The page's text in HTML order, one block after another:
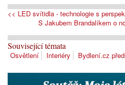
<< LED svítidla - technologie s
S Jakubem Brandalíkem o
Související témata
Osvětlení Interiéry Bydlení.cz